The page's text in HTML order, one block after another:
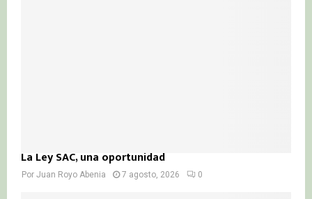
La Ley SAC, una oportunidad
Por Juan Royo Abenia 7 agosto, 2026 0